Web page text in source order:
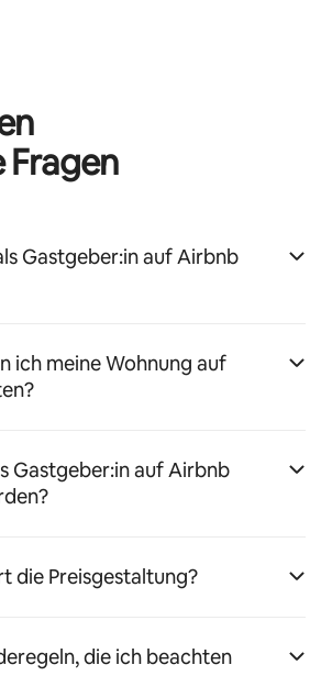
Fragen
Gastgeber:in auf Airbnb
ich meine Wohnung auf
Gastgeber:in auf Airbnb
die Preisgestaltung?
die ich beachten